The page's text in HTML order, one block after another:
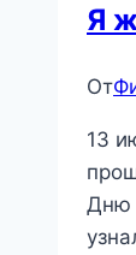
Я
От
13
Дню